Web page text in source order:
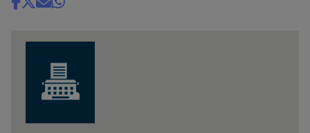
Share